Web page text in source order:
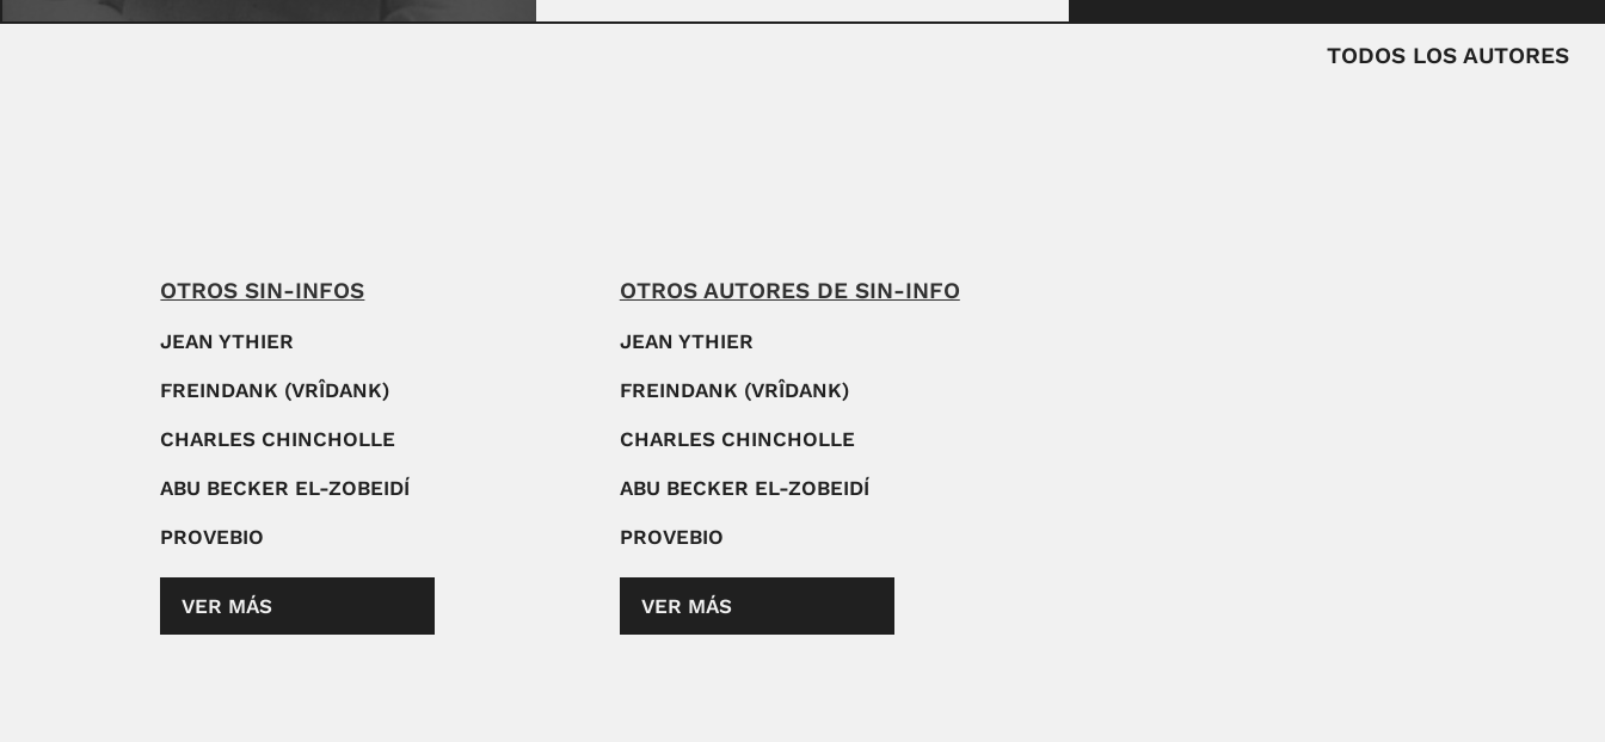
TODOS LOS AUTORES
OTROS SIN-INFOS
JEAN YTHIER
FREINDANK (VRÎDANK)
CHARLES CHINCHOLLE
ABU BECKER EL-ZOBEIDÍ
PROVEBIO
VER MÁS
OTROS AUTORES DE SIN-INFO
JEAN YTHIER
FREINDANK (VRÎDANK)
CHARLES CHINCHOLLE
ABU BECKER EL-ZOBEIDÍ
PROVEBIO
VER MÁS